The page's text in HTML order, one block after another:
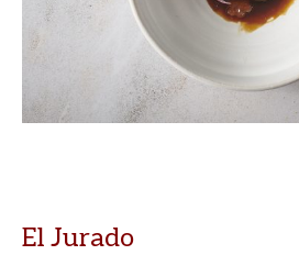
El Jurado